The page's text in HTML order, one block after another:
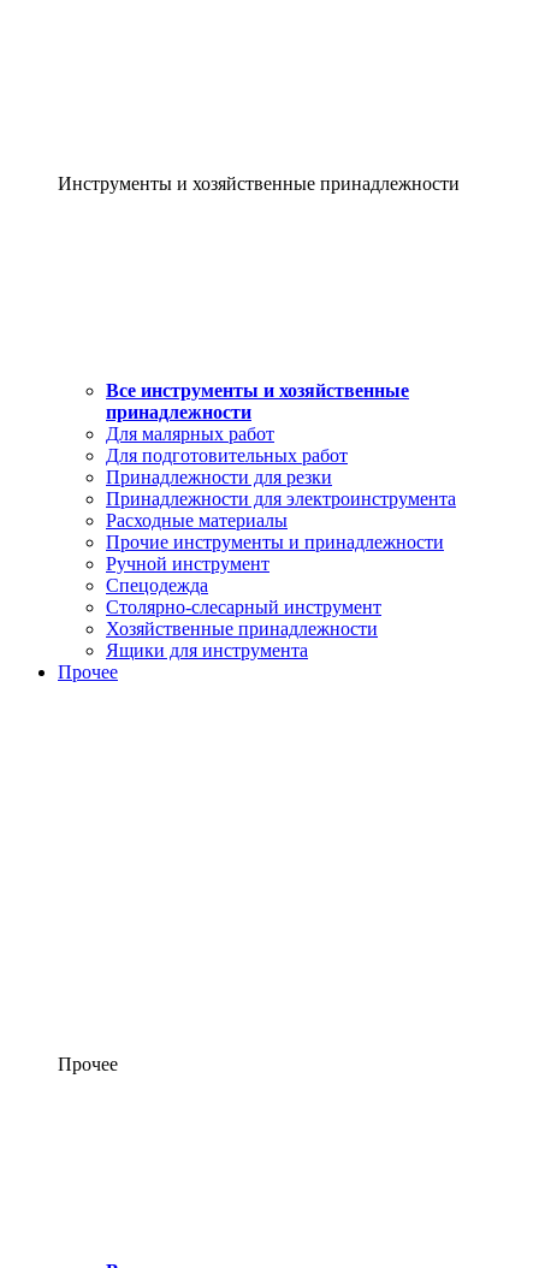
Инструменты и хозяйственные принадлежности
Все инструменты и хозяйственные
принадлежности
Для малярных работ
Для подготовительных работ
Принадлежности для резки
Принадлежности для электроинструмента
Расходные материалы
Прочие инструменты и принадлежности
Ручной инструмент
Спецодежда
Столярно-слесарный инструмент
Хозяйственные принадлежности
Ящики для инструмента
Прочее
Прочее